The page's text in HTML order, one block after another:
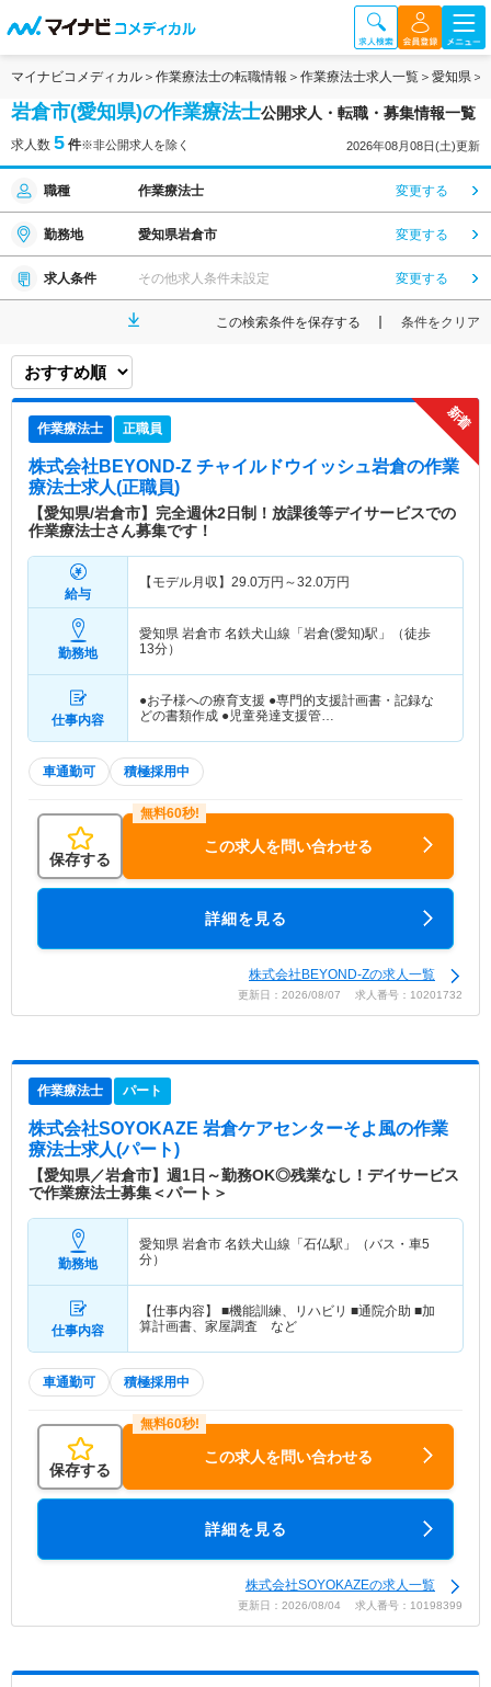
マイナビコメディカル 作業療法士の転職情報 作業療法士求人一覧 愛知県
岩倉市(愛知県)の作業療法士公開求人・転職・募集情報一覧
求人数 5 件※非公開求人を除く 2026年08月08日(土)更新
職種 作業療法士 変更する
勤務地 愛知県岩倉市 変更する
求人条件 その他求人条件未設定 変更する
この検索条件を保存する 条件をクリア
作業療法士 正職員
株式会社BEYOND-Z チャイルドウイッシュ岩倉の作業
療法士求人(正職員)
【愛知県/岩倉市】完全週休2日制！放課後等デイサービスでの
作業療法士さん募集です！
給与
【モデル月収】 29.0万円～32.0万円
勤務地
愛知県 岩倉市 名鉄犬山線「岩倉(愛知)駅」（徒歩
13分）
仕事内容
●お子様への療育支援 ●専門的支援計画書・記録な
どの書類作成 ●児童発達支援管…
車通勤可 積極採用中
保存する
この求人を問い合わせる
詳細を見る
株式会社BEYOND-Zの求人一覧
更新日：2026/08/07 求人番号：10201732
作業療法士 パート
株式会社SOYOKAZE 岩倉ケアセンターそよ風の作業
療法士求人(パート)
【愛知県／岩倉市】週1日～勤務OK◎残業なし！デイサービス
で作業療法士募集＜パート＞
勤務地
愛知県 岩倉市 名鉄犬山線「石仏駅」（バス・車5
分）
仕事内容
【仕事内容】 ■機能訓練、リハビリ ■通院介助 ■加
算計画書、家屋調査 など
車通勤可 積極採用中
保存する
この求人を問い合わせる
詳細を見る
株式会社SOYOKAZEの求人一覧
更新日：2026/08/04 求人番号：10198399